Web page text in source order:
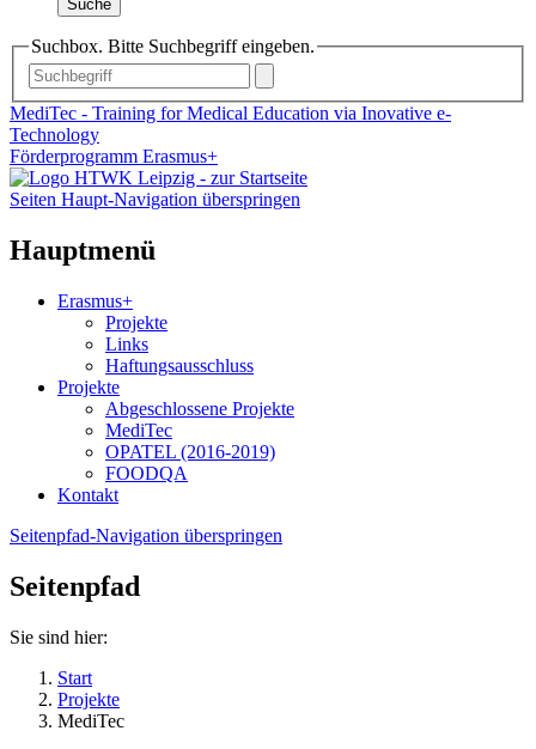
Suche
Suchbox. Bitte Suchbegriff eingeben.
MediTec - Training for Medical Education via Inovative e-
Technology
Förderprogramm Erasmus+
Seiten Haupt-Navigation überspringen
Hauptmenü
Erasmus+
Projekte
Links
Haftungsausschluss
Projekte
Abgeschlossene Projekte
MediTec
OPATEL (2016-2019)
FOODQA
Kontakt
Seitenpfad-Navigation überspringen
Seitenpfad
Sie sind hier:
Start
Projekte
MediTec